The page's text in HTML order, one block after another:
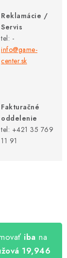
Reklamácie /
Servis
tel: -
info@game-
center.sk
Fakturačné
oddelenie
tel: +421 35 769
11 91
iba na
19,946